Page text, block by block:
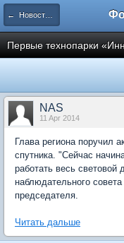
← Новости рынка недвижимости
Первые технопарки
NAS
11 Apr 2014
Глава региона поручил
спутника. "Сейчас
работать весь
наблюдательного
председателя.
Читать дальше